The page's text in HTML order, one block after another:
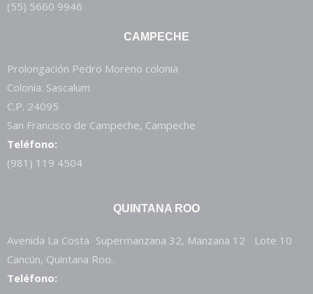
(55) 5660 9946
CAMPECHE
Prolongación Pedro Moreno colonia
Colonia: Sascalum
C.P. 24095
San Francisco de Campeche, Campeche
Teléfono:
(981) 119 4504
QUINTANA ROO
Avenida La Costa Supermanzana 32, Manzana 12 Lote 10
Cancún, Quintana Roo.
Teléfono: